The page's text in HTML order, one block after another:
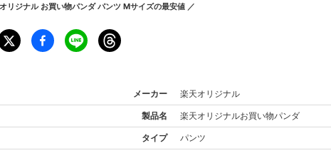
リジナル お買い物パンダ パンツ Mサイズの最安値 ／
メーカー 楽天オリジナル
製品名 楽天オリジナルお買い物パンダ
タイプ パンツ